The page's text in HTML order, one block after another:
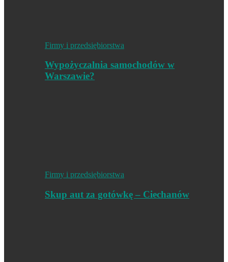
Firmy i przedsiębiorstwa
Wypożyczalnia samochodów w
Warszawie?
Firmy i przedsiębiorstwa
Skup aut za gotówkę – Ciechanów